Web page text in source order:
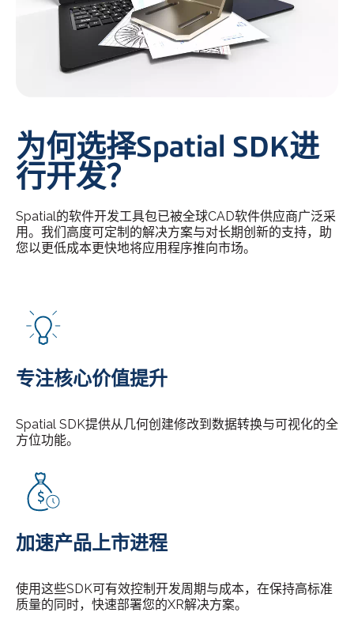
为何选择Spatial SDK进
行开发？
Spatial的软件开发工具包已被全球CAD软件供应商广泛采
用。我们高度可定制的解决方案与对长期创新的支持，助
您以更低成本更快地将应用程序推向市场。
专注核心价值提升
Spatial SDK提供从几何创建修改到数据转换与可视化的全
方位功能。
加速产品上市进程
使用这些SDK可有效控制开发周期与成本，在保持高标准
质量的同时，快速部署您的XR解决方案。